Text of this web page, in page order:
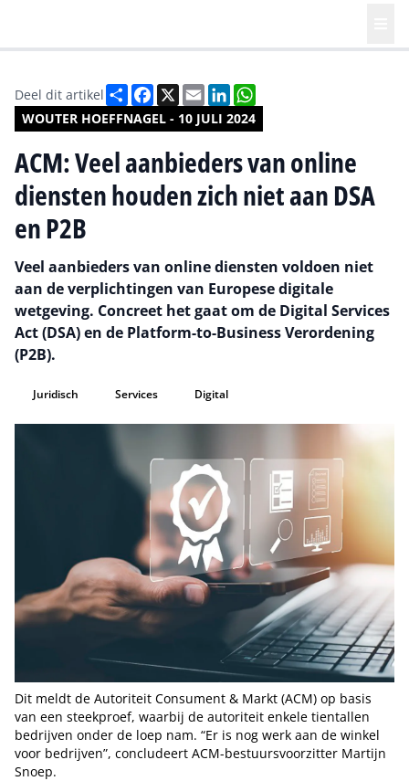
WOUTER HOEFFNAGEL - 10 JULI 2024
Deel dit artikel DeelFacebook
X EmailLinkedIn
ACM: Veel aanbieders van online
diensten houden zich niet aan DSA
en P2B
Veel aanbieders van online diensten voldoen niet
aan de verplichtingen van Europese digitale
wetgeving. Concreet het gaat om de Digital Services
Act (DSA) en de Platform-to-Business Verordening
(P2B).
Juridisch Services Digital
Dit meldt de Autoriteit Consument & Markt (ACM) op basis
van een steekproef, waarbij de autoriteit enkele tientallen
bedrijven onder de loep nam. “Er is nog werk aan de winkel
voor bedrijven”, concludeert ACM-bestuursvoorzitter Martijn
Snoep.